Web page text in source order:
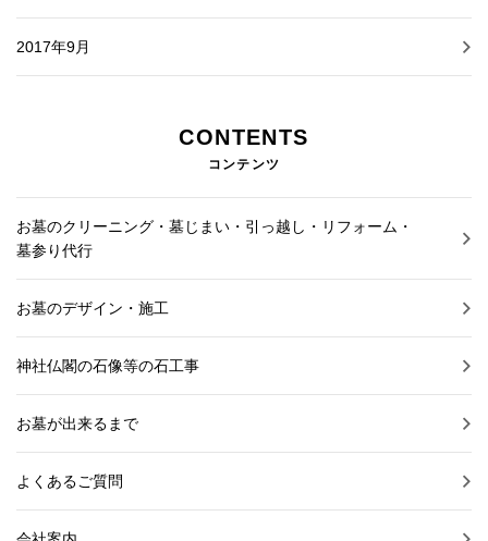
2017年9月
CONTENTS
コンテンツ
お墓のクリーニング・墓じまい・引っ越し・リフォーム・
墓参り代行
お墓のデザイン・施工
神社仏閣の石像等の石工事
お墓が出来るまで
よくあるご質問